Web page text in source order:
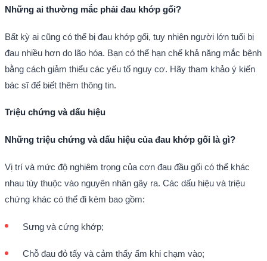
Những ai thường mắc phải đau khớp gối?
Bất kỳ ai cũng có thể bị đau khớp gối, tuy nhiên người lớn tuổi bị
đau nhiều hơn do lão hóa. Bạn có thể hạn chế khả năng mắc bệnh
bằng cách giảm thiểu các yếu tố nguy cơ. Hãy tham khảo ý kiến
bác sĩ để biết thêm thông tin.
Triệu chứng và dấu hiệu
Những triệu chứng và dấu hiệu của đau khớp gối là gì?
Vị trí và mức độ nghiêm trọng của cơn đau đầu gối có thể khác
nhau tùy thuộc vào nguyên nhân gây ra. Các dấu hiệu và triệu
chứng khác có thể đi kèm bao gồm:
Sưng và cứng khớp;
Chỗ đau đỏ tấy và cảm thấy ấm khi chạm vào;